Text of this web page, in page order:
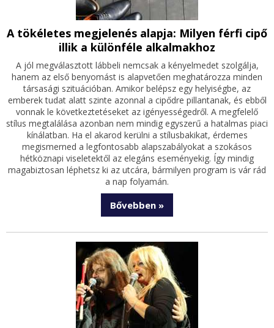
A tökéletes megjelenés alapja: Milyen férfi cipő
illik a különféle alkalmakhoz
A jól megválasztott lábbeli nemcsak a kényelmedet szolgálja,
hanem az első benyomást is alapvetően meghatározza minden
társasági szituációban. Amikor belépsz egy helyiségbe, az
emberek tudat alatt szinte azonnal a cipődre pillantanak, és ebből
vonnak le következtetéseket az igényességedről. A megfelelő
stílus megtalálása azonban nem mindig egyszerű a hatalmas piaci
kínálatban. Ha el akarod kerülni a stílusbakikat, érdemes
megismerned a legfontosabb alapszabályokat a szokásos
hétköznapi viseletektől az elegáns eseményekig. Így mindig
magabiztosan léphetsz ki az utcára, bármilyen program is vár rád
a nap folyamán.
Bővebben »